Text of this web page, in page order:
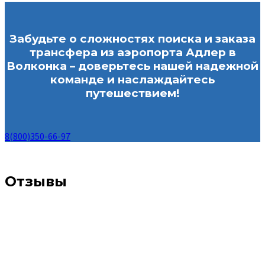
Забудьте о сложностях поиска и заказа
трансфера из аэропорта Адлер в
Волконка – доверьтесь нашей надежной
команде и наслаждайтесь
путешествием!
8(800)350-66-97
Отзывы